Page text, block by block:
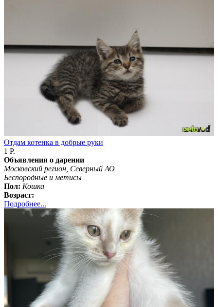
Отдам котенка в добрые руки
1 Р.
Объявления о дарении
Московский регион, Северный АО
Беспородные и метисы
Пол: Кошка
Возраст:
Подробнее...